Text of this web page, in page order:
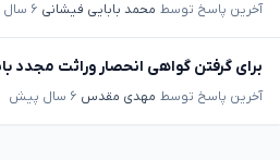
آخرین پاسخ توسط محمد بابایی فیشانی ۶ سال پیش
برای گرفتن گواهی انحصار وراثت مجدد
آخرین پاسخ توسط مهدی مقدس ۶ سال پیش